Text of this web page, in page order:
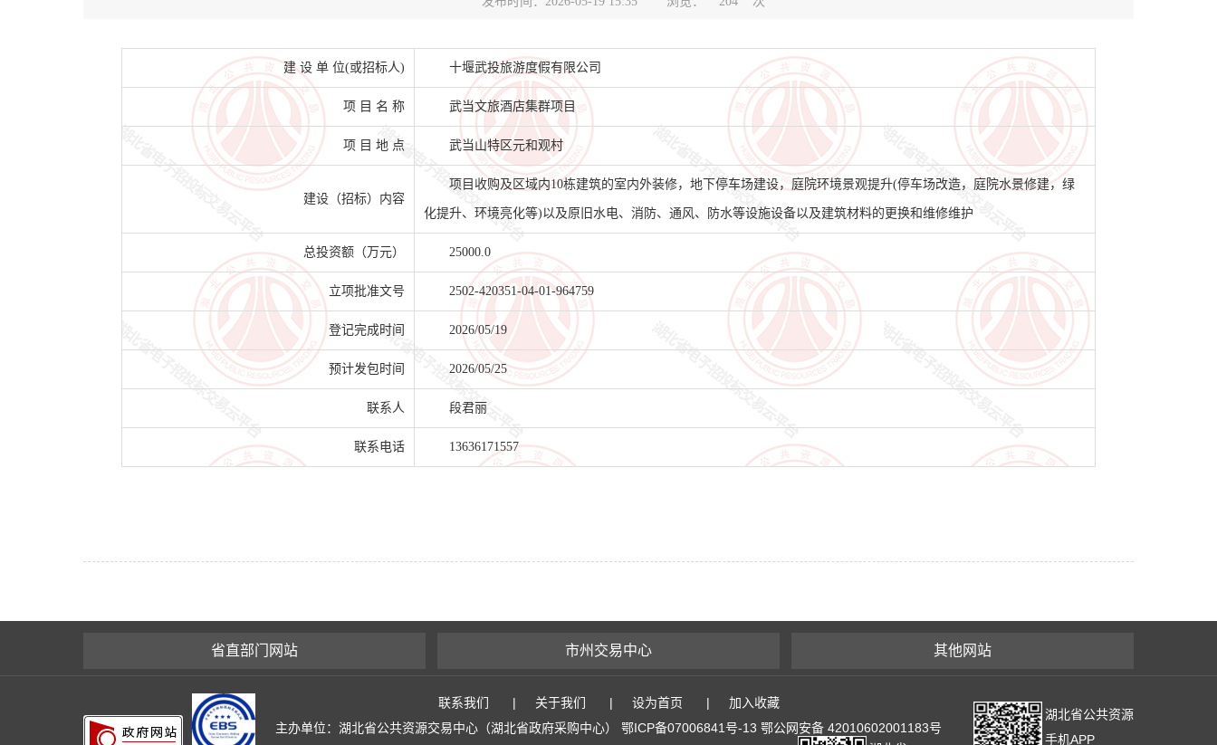
建 设 单 位(或招标人) 十堰武投旅游度假有限公司
项 目 名 称 武当文旅酒店集群项目
项 目 地 点 武当山特区元和观村
建设（招标）内容
项目收购及区域内10栋建筑的室内外装修，地下停车场建设，庭院环境景观提升(停车场改造，庭院水景修建，绿
化提升、环境亮化等)以及原旧水电、消防、通风、防水等设施设备以及建筑材料的更换和维修维护
总投资额（万元） 25000.0
立项批准文号 2502-420351-04-01-964759
登记完成时间 2026/05/19
预计发包时间 2026/05/25
联系人 段君丽
联系电话 13636171557
省直部门网站 市州交易中心 其他网站
联系我们 | 关于我们 | 设为首页 |
加入收藏
主办单位：湖北省公共资源交易中心（湖北省政府采购中心） 鄂ICP备07006841号-13 鄂公网安备 42010602001183号
湖北省公共资源
手机APP